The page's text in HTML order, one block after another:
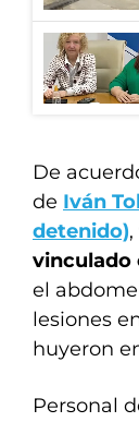
De
de Iván
detenido),
vinculado
el
lesiones
huyeron
Personal